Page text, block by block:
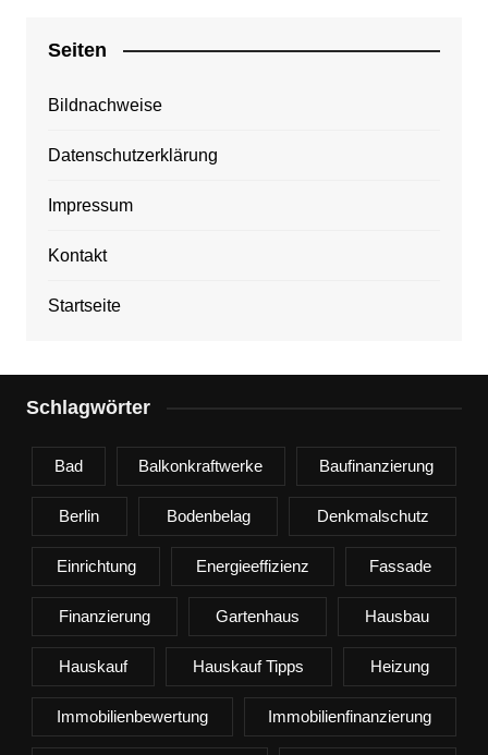
Seiten
Bildnachweise
Datenschutzerklärung
Impressum
Kontakt
Startseite
Schlagwörter
Bad Balkonkraftwerke Baufinanzierung
Berlin Bodenbelag Denkmalschutz
Einrichtung Energieeffizienz Fassade
Finanzierung Gartenhaus Hausbau
Hauskauf Hauskauf Tipps Heizung
Immobilienbewertung Immobilienfinanzierung